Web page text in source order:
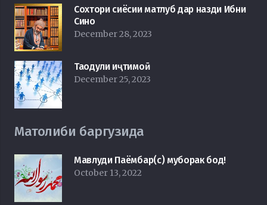
Сохтори сиёсии матлуб дар назди Ибни
Сино
December 28, 2023
Таодули иҷтимоӣ
December 25, 2023
Матолиби баргузида
Мавлуди Паёмбар(с) муборак бод!
October 13, 2022